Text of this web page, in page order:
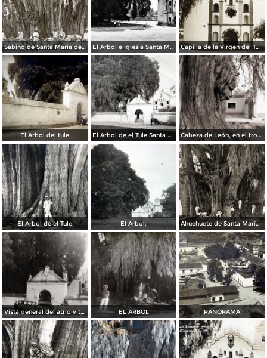
Sabino de Santa Maria del Tule. El Arbol e Iglesia Santa María del Tule, Oaxaca. Capilla de la Virgen del Tule
El Arbol del tule. El Arbol de el Tule Santa María del Tule Oaxaca. Cabeza de León, en el tronco del árbol del Tule
El Arbol de el Tule. El Arbol. Ahuehuete de Santa María del Tule
Vista general del atrio y templo donde se encuentra el Arbol del Tule EL ARBOL PANORAMA